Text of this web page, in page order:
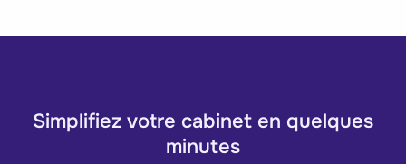
Simplifiez votre cabinet en quelques
minutes